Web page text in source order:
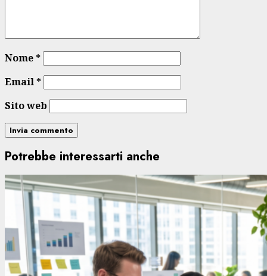
Nome*
Email*
Sito web
Potrebbe interessarti anche